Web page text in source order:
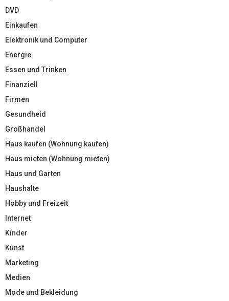
DVD
Einkaufen
Elektronik und Computer
Energie
Essen und Trinken
Finanziell
Firmen
Gesundheid
Großhandel
Haus kaufen (Wohnung kaufen)
Haus mieten (Wohnung mieten)
Haus und Garten
Haushalte
Hobby und Freizeit
Internet
Kinder
Kunst
Marketing
Medien
Mode und Bekleidung